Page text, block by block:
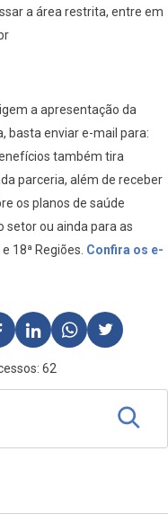
a área restrita, entre em
a apresentação da
basta enviar e-mail para:
também tira
parceria, além de receber
os planos de saúde
ou ainda para as
e 18ª Regiões. Confira os e-
62